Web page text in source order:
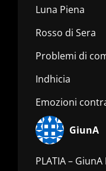
Luna Piena
Rosso di Sera
Problemi di
Indhicia
Emozioni
GiunA
PLATIA –